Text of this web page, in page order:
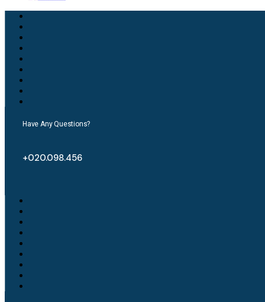
+020.098.456
Have Any Questions?